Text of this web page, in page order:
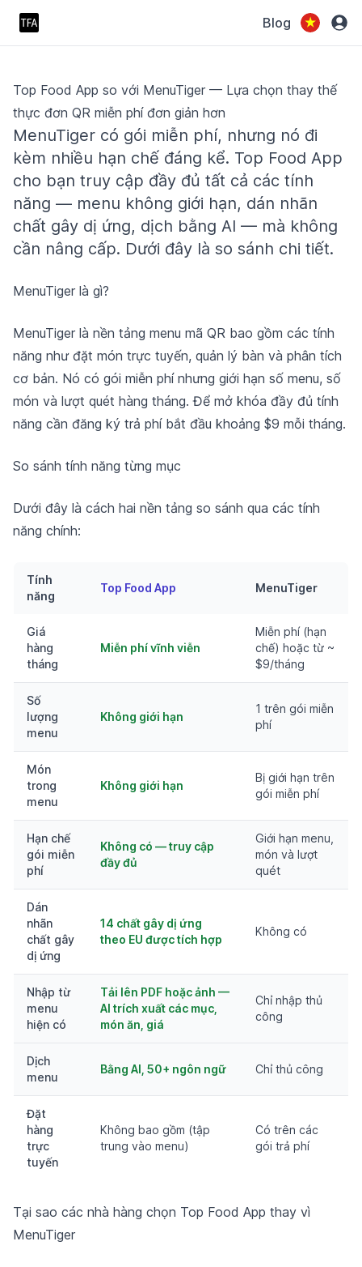
Blog
Top Food App so với MenuTiger — Lựa chọn thay thế
thực đơn QR miễn phí đơn giản hơn
MenuTiger có gói miễn phí, nhưng nó đi
kèm nhiều hạn chế đáng kể. Top Food App
cho bạn truy cập đầy đủ tất cả các tính
năng — menu không giới hạn, dán nhãn
chất gây dị ứng, dịch bằng AI — mà không
cần nâng cấp. Dưới đây là so sánh chi tiết.
MenuTiger là gì?
MenuTiger là nền tảng menu mã QR bao gồm các tính
năng như đặt món trực tuyến, quản lý bàn và phân tích
cơ bản. Nó có gói miễn phí nhưng giới hạn số menu, số
món và lượt quét hàng tháng. Để mở khóa đầy đủ tính
năng cần đăng ký trả phí bắt đầu khoảng $9 mỗi tháng.
So sánh tính năng từng mục
Dưới đây là cách hai nền tảng so sánh qua các tính
năng chính:
Tính
năng
Top Food App MenuTiger
Giá
hàng
tháng
Miễn phí vĩnh viễn
Miễn phí (hạn
chế) hoặc từ ~
$9/tháng
Số
lượng
menu
Không giới hạn
1 trên gói miễn
phí
Món
trong
menu
Không giới hạn
Bị giới hạn trên
gói miễn phí
Hạn chế
gói miễn
phí
Không có — truy cập
đầy đủ
Giới hạn menu,
món và lượt
quét
Dán
nhãn
chất gây
dị ứng
14 chất gây dị ứng
theo EU được tích hợp
Không có
Nhập từ
menu
hiện có
Tải lên PDF hoặc ảnh —
AI trích xuất các mục,
món ăn, giá
Chỉ nhập thủ
công
Dịch
menu
Bằng AI, 50+ ngôn ngữ Chỉ thủ công
Đặt
hàng
trực
tuyến
Không bao gồm (tập
trung vào menu)
Có trên các
gói trả phí
Tại sao các nhà hàng chọn Top Food App thay vì
MenuTiger